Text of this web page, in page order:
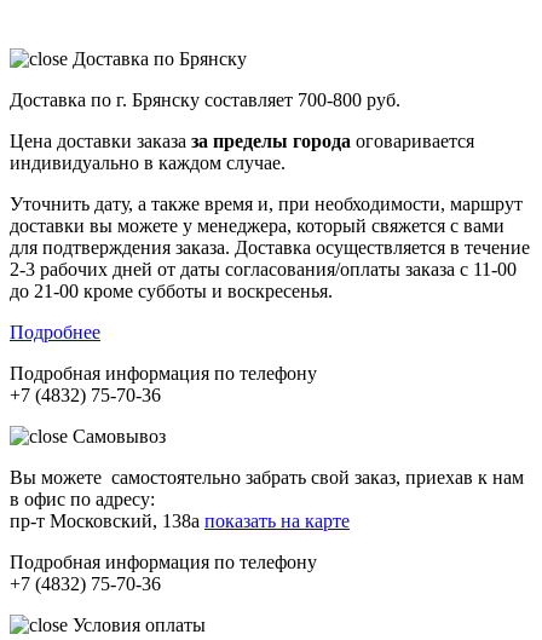
Доставка по Брянску
Доставка по г. Брянску составляет 700-800 руб.
Цена доставки заказа за пределы города оговаривается
индивидуально в каждом случае.
Уточнить дату, а также время и, при необходимости, маршрут
доставки вы можете у менеджера, который свяжется с вами
для подтверждения заказа. Доставка осуществляется в течение
2-3 рабочих дней от даты согласования/оплаты заказа с 11-00
до 21-00 кроме субботы и воскресенья.
Подробнее
Подробная информация по телефону
+7 (4832) 75-70-36
Самовывоз
Вы можете самостоятельно забрать свой заказ, приехав к нам
в офис по адресу:
пр-т Московский, 138а показать на карте
Подробная информация по телефону
+7 (4832) 75-70-36
Условия оплаты